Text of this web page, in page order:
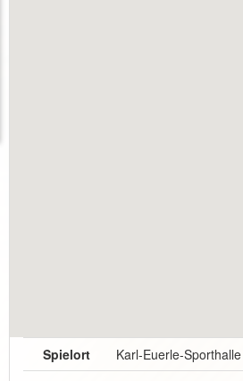
Spielort
Karl-Euerle-